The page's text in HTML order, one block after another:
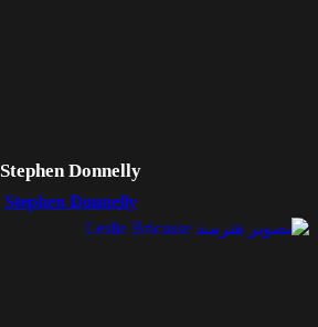
Stephen Donnelly
Stephen Donnelly